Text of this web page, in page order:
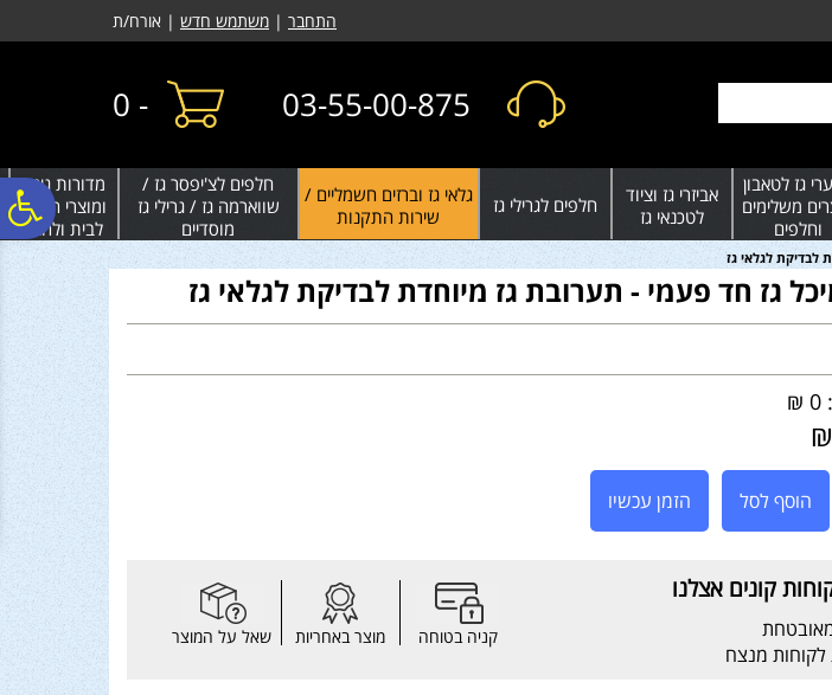
נגישות
אתר
המרכזיהתחבר | משתמש חדש | אורח/ת
03-55-00-875
-
0
גז לטאבון
משלימים
וחלפים
אביזרי גז וציוד
לטכנאי גז
חלפים לגרילי גז
גלאי גז וברזים חשמליים /
שירות התקנות
חלפים לצ'יפסר גז /
שווארמה גז / גרילי גז
מוסדיים
מדורות גינה
ומוצרי חימום
לבית ולחצר
לבדיקת לגלאי גז
גז חד פעמי - תערובת גז מיוחדת לבדיקת לגלאי גז
הוסף לסל הזמן עכשיו
קונים אצלנו
לקוחות מנצח
קניה בטוחה מוצר באחריות שאל על המוצר